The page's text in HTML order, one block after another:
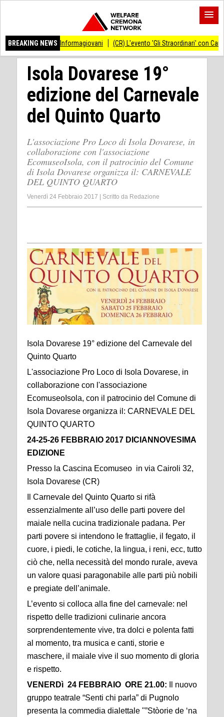
BREAKING NEWS
Informagiovani (CR) L'evento 'Gli Straordinari' con Carlo Cracco
Isola Dovarese 19°
edizione del Carnevale
del Quinto Quarto
L'associazione Pro Loco di Isola Dovarese, in
collaborazione con l'associazione
EcomuseoIsola, con il patrocinio del Comune
di Isola Dovarese organizza il: CARNEVALE
DEL QUINTO QUARTO
Venerdì 24 Febbraio 2017 Scritto da Redazione
Isola Dovarese 19° edizione del Carnevale del
Quinto Quarto
L'associazione Pro Loco di Isola Dovarese, in
collaborazione con l'associazione
EcomuseoIsola, con il patrocinio del Comune di
Isola Dovarese organizza il: CARNEVALE DEL
QUINTO QUARTO
24-25-26 FEBBRAIO 2017 DICIANNOVESIMA
EDIZIONE
Presso la Cascina Ecomuseo in via Cairoli 32,
Isola Dovarese (CR)
Il Carnevale del Quinto Quarto si rifà
essenzialmente all’uso delle parti povere del
maiale nella cucina tradizionale padana. Per
parti povere si intendono le frattaglie, il fegato, il
cuore, i piedi, le cotiche, la lingua, i reni, ecc, tutto
ciò che, nella necessità del mondo rurale, aveva
un valore quasi paragonabile alle parti più nobili
e pregiate dell’animale.
L’evento si colloca alla fine del carnevale: nel
rispetto delle tradizioni culinarie ancora
sorprendentemente vive, tra dolci e polenta fatti
al momento, tra musica e canti, storie e
maschere, il maiale vive il suo momento di gloria
e rispetto.
VENERDì 24 FEBBRAIO ORE 21.00: Il nuovo
gruppo teatrale “Senti chi parla” di Pugnolo
presenta la commedia dialettale "”Stòorie de ‘na